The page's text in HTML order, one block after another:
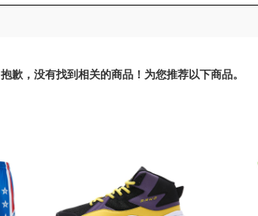
抱歉，没有找到相关的商品！为您推荐以下商品。